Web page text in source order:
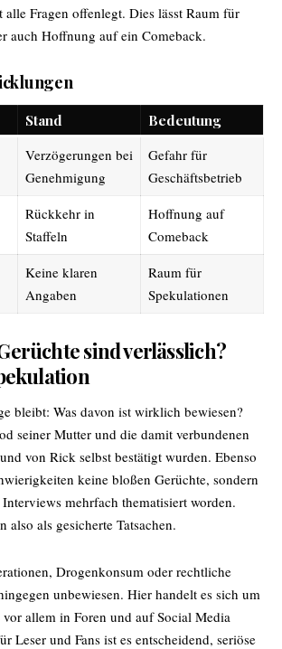
alle Fragen offenlegt. Dies lässt Raum für
auch Hoffnung auf ein Comeback.
Stand
Bedeutung
Verzögerungen bei
Genehmigung
Gefahr für
Geschäftsbetrieb
Rückkehr in
Staffeln
Hoffnung auf
Comeback
Keine klaren
Angaben
Raum für
Spekulationen
sind verlässlich?
bleibt: Was davon ist wirklich bewiesen?
seiner Mutter und die damit verbundenen
von Rick selbst bestätigt wurden. Ebenso
keine bloßen Gerüchte, sondern
mehrfach thematisiert worden.
also als gesicherte Tatsachen.
Drogenkonsum oder rechtliche
unbewiesen. Hier handelt es sich um
allem in Foren und auf Social Media
Leser und Fans ist es entscheidend, seriöse